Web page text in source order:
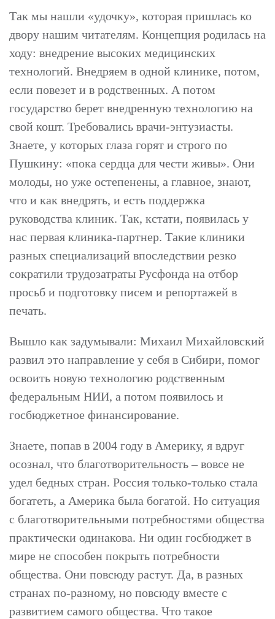
Так мы нашли «удочку», которая пришлась ко
двору нашим читателям. Концепция родилась на
ходу: внедрение высоких медицинских
технологий. Внедряем в одной клинике, потом,
если повезет и в родственных. А потом
государство берет внедренную технологию на
свой кошт. Требовались врачи-энтузиасты.
Знаете, у которых глаза горят и строго по
Пушкину: «пока сердца для чести живы». Они
молоды, но уже остепенены, а главное, знают,
что и как внедрять, и есть поддержка
руководства клиник. Так, кстати, появилась у
нас первая клиника-партнер. Такие клиники
разных специализаций впоследствии резко
сократили трудозатраты Русфонда на отбор
просьб и подготовку писем и репортажей в
печать.
Вышло как задумывали: Михаил Михайловский
развил это направление у себя в Сибири, помог
освоить новую технологию родственным
федеральным НИИ, а потом появилось и
госбюджетное финансирование.
Знаете, попав в 2004 году в Америку, я вдруг
осознал, что благотворительность – вовсе не
удел бедных стран. Россия только-только стала
богатеть, а Америка была богатой. Но ситуация
с благотворительными потребностями общества
практически одинакова. Ни один госбюджет в
мире не способен покрыть потребности
общества. Они повсюду растут. Да, в разных
странах по-разному, но повсюду вместе с
развитием самого общества. Что такое